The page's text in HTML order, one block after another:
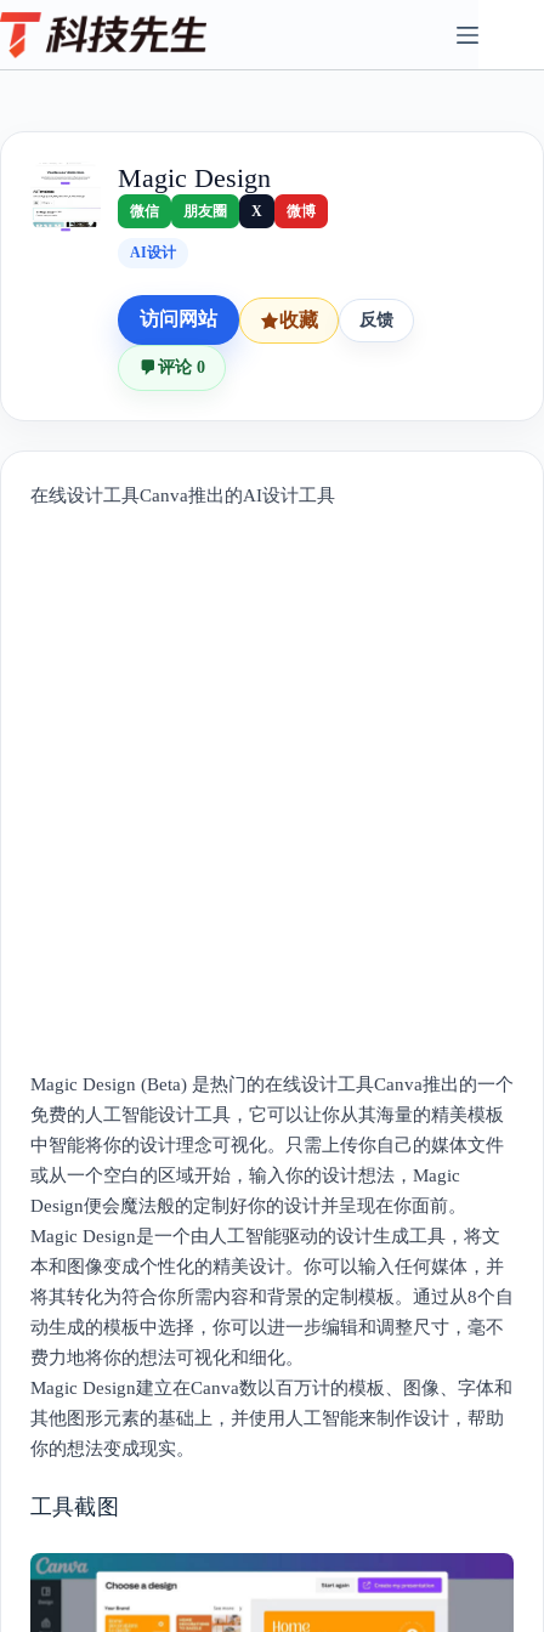
Skip
to
content
Magic Design
微信 朋友圈 X 微博
AI设计
访问网站 收藏 反馈
评论 0
在线设计工具Canva推出的AI设计工具
Magic Design (Beta) 是热门的在线设计工具Canva推出的一个
免费的人工智能设计工具，它可以让你从其海量的精美模板
中智能将你的设计理念可视化。只需上传你自己的媒体文件
或从一个空白的区域开始，输入你的设计想法，Magic
Design便会魔法般的定制好你的设计并呈现在你面前。
Magic Design是一个由人工智能驱动的设计生成工具，将文
本和图像变成个性化的精美设计。你可以输入任何媒体，并
将其转化为符合你所需内容和背景的定制模板。通过从8个自
动生成的模板中选择，你可以进一步编辑和调整尺寸，毫不
费力地将你的想法可视化和细化。
Magic Design建立在Canva数以百万计的模板、图像、字体和
其他图形元素的基础上，并使用人工智能来制作设计，帮助
你的想法变成现实。
工具截图